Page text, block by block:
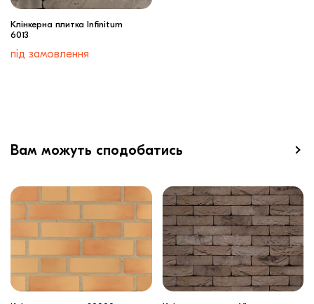
Клінкерна плитка Infinitum
6013
під замовлення
Вам можуть сподобатись